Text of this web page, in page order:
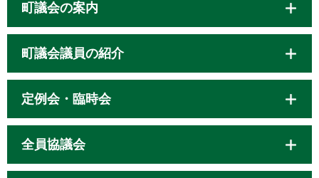
町議会の案内
町議会議員の紹介
定例会・臨時会
全員協議会